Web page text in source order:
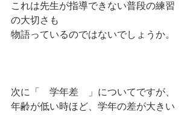
これは先生が指導できない普段の練習
の大切さも
物語っているのではないでしょうか。
次に「　学年差　」についてですが、
年齢が低い時ほど、学年の差が大きい